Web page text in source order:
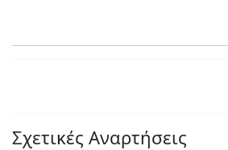
Σχετικές Αναρτήσεις